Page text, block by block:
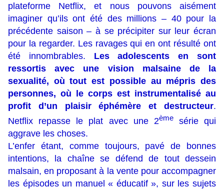
plateforme Netflix, et nous pouvons aisément
imaginer qu’ils ont été des millions – 40 pour la
précédente saison – à se précipiter sur leur écran
pour la regarder. Les ravages qui en ont résulté ont
été innombrables. Les adolescents en sont
ressortis avec une vision malsaine de la
sexualité, où tout est possible au mépris des
personnes, où le corps est instrumentalisé au
profit d’un plaisir éphémère et
destructeur.
Netflix repasse le plat avec une 2èmesérie qui
aggrave les choses.
L’enfer étant, comme toujours, pavé de bonnes
intentions, la chaîne se défend de tout dessein
malsain, en proposant à la vente pour accompagner
les épisodes un manuel « éducatif », sur les sujets